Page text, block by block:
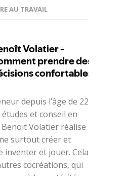
AU TRAVAIL
depuis l’âge de 22
et conseil en
Volatier réalise
surtout créer et
inventer et jouer. Cela
cocréations, qui